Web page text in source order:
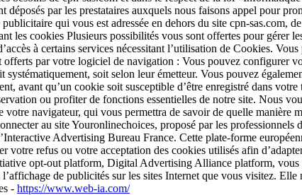
déposés par les prestataires auxquels nous faisons appel pour
qui vous est adressée en dehors du site cpn-sas.com,
les cookies Plusieurs possibilités vous sont offertes pour gérer
à certains services nécessitant l’utilisation de Cookies.
par votre logiciel de navigation : Vous pouvez configurer
systématiquement, soit selon leur émetteur. Vous pouvez
avant qu’un cookie soit susceptible d’être enregistré dans
ou profiter de fonctions essentielles de notre site. Nous
navigateur, qui vous permettra de savoir de quelle manière
au site Youronlinechoices, proposé par les
Advertising Bureau France. Cette plate-forme
votre refus ou votre acceptation des cookies utilisés afin
opt-out platform, Digital Advertising Alliance platform, vous
de publicités sur les sites Internet que vous visitez.
- https://www.web-ia.com/